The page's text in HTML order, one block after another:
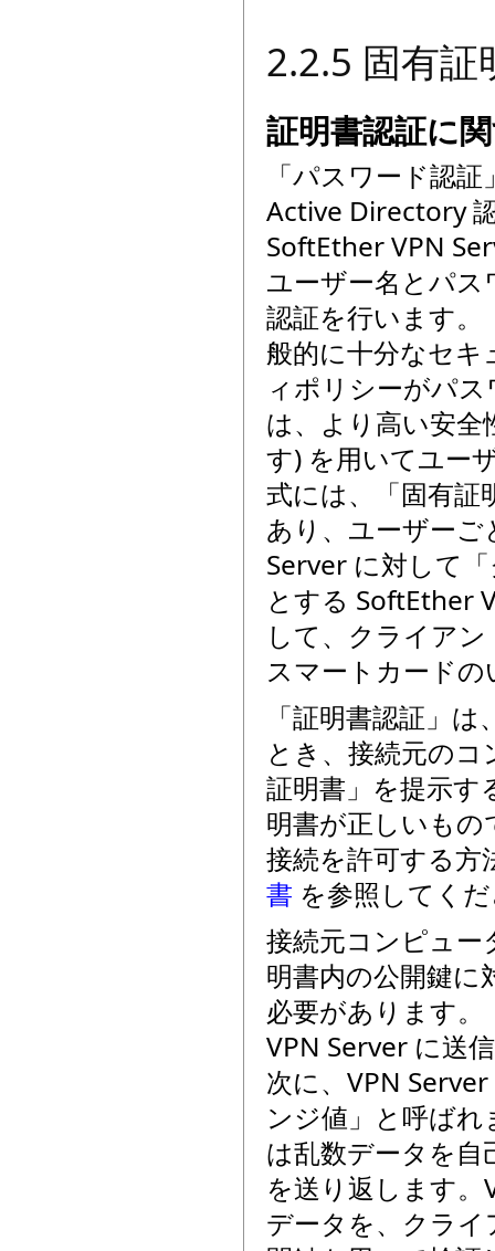
2.2.5 固有証
証明書認証に
「パスワード認
Active Directory
SoftEther VPN
ユーザー名とパ
認証を行います。
般的に十分なセ
ィポリシーがパ
は、より高い安全
す) を用いてユー
式には、「固有証
あり、ユーザー
Server に対して
とする SoftEther
して、クライア
スマートカード
「証明書認証」
とき、接続元の
証明書」を提示
明書が正しいも
接続を許可する
書 を参照してく
接続元コンピュー
明書内の公開鍵に
必要があります
VPN Server に送
次に、VPN
ンジ値」と呼ば
は乱数データを
を送り返します
データを、クラ